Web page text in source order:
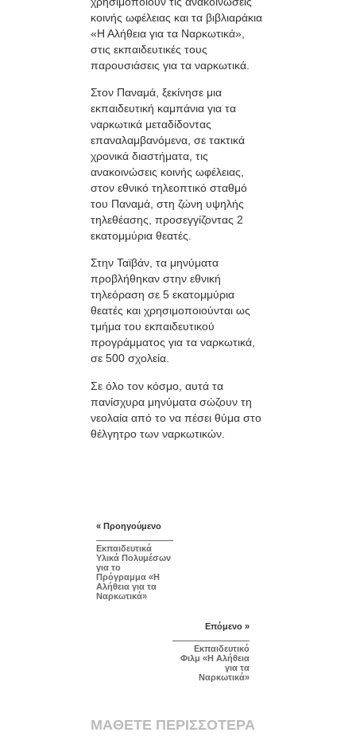
κοινής ωφέλειας και τα βιβλιαράκια
«Η Αλήθεια για τα Ναρκωτικά»,
στις εκπαιδευτικές τους
παρουσιάσεις για τα ναρκωτικά.
Στον Παναμά, ξεκίνησε μια
εκπαιδευτική καμπάνια για τα
ναρκωτικά μεταδίδοντας
επαναλαμβανόμενα, σε τακτικά
χρονικά διαστήματα, τις
ανακοινώσεις κοινής ωφέλειας,
στον εθνικό τηλεοπτικό σταθμό
του Παναμά, στη ζώνη υψηλής
τηλεθέασης, προσεγγίζοντας 2
εκατομμύρια θεατές.
Στην Ταϊβάν, τα μηνύματα
προβλήθηκαν στην εθνική
τηλεόραση σε 5 εκατομμύρια
θεατές και χρησιμοποιούνται ως
τμήμα του εκπαιδευτικού
προγράμματος για τα ναρκωτικά,
σε 500 σχολεία.
Σε όλο τον κόσμο, αυτά τα
πανίσχυρα μηνύματα σώζουν τη
νεολαία από το να πέσει θύμα στο
θέλγητρο των ναρκωτικών.
« Προηγούμενο
Εκπαιδευτικά
Υλικά Πολυμέσων
για το
Πρόγραμμα «Η
Αλήθεια για τα
Ναρκωτικά»
Επόμενο »
Εκπαιδευτικό
Φιλμ «Η Αλήθεια
για τα
Ναρκωτικά»
ΜΑΘΕΤΕ ΠΕΡΙΣΣΟΤΕΡΑ